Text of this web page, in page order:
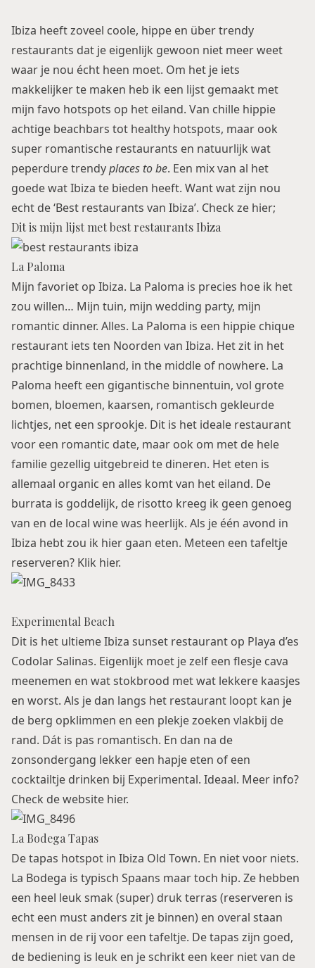
Ibiza heeft zoveel coole, hippe en über trendy
restaurants dat je eigenlijk gewoon niet meer weet
waar je nou écht heen moet. Om het je iets
makkelijker te maken heb ik een lijst gemaakt met
mijn favo hotspots op het eiland. Van chille hippie
achtige beachbars tot healthy hotspots, maar ook
super romantische restaurants en natuurlijk wat
peperdure trendyplaces to be. Een mix van al het
goede wat Ibiza te bieden heeft. Want wat zijn nou
echt de ‘Best restaurants van Ibiza’. Check ze hier;
Dit is mijn lijst met best restaurants Ibiza
La Paloma
Mijn favoriet op Ibiza. La Paloma is precies hoe ik het
zou willen… Mijn tuin, mijn wedding party, mijn
romantic dinner. Alles. La Paloma is een hippie chique
restaurant iets ten Noorden van Ibiza. Het zit in het
prachtige binnenland, in the middle of nowhere. La
Paloma heeft een gigantische binnentuin, vol grote
bomen, bloemen, kaarsen, romantisch gekleurde
lichtjes, net een sprookje. Dit is het ideale restaurant
voor een romantic date, maar ook om met de hele
familie gezellig uitgebreid te dineren. Het eten is
allemaal organic en alles komt van het eiland. De
burrata is goddelijk, de risotto kreeg ik geen genoeg
van en de local wine was heerlijk. Als je één avond in
Ibiza hebt zou ik hier gaan eten. Meteen een tafeltje
reserveren? Klik hier.
Experimental Beach
Dit is het ultieme Ibiza sunset restaurant op Playa d’es
Codolar Salinas. Eigenlijk moet je zelf een flesje cava
meenemen en wat stokbrood met wat lekkere kaasjes
en worst. Als je dan langs het restaurant loopt kan je
de berg opklimmen en een plekje zoeken vlakbij de
rand. Dát is pas romantisch. En dan na de
zonsondergang lekker een hapje eten of een
cocktailtje drinken bij Experimental. Ideaal. Meer info?
Check de website hier.
La Bodega Tapas
De tapas hotspot in Ibiza Old Town. En niet voor niets.
La Bodega is typisch Spaans maar toch hip. Ze hebben
een heel leuk smak (super) druk terras (reserveren is
echt een must anders zit je binnen) en overal staan
mensen in de rij voor een tafeltje. De tapas zijn goed,
de bediening is leuk en je schrikt een keer niet van de